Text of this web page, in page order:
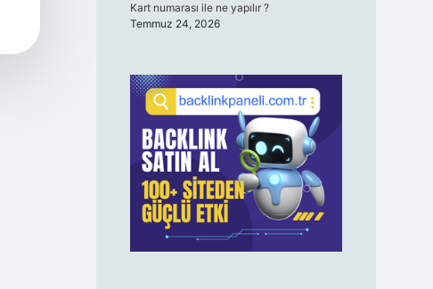
Kart numarası ile ne yapılır ?
Temmuz 24, 2026